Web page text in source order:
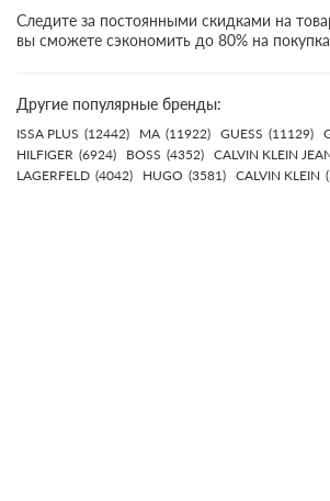
Следите за постоянными скидками на
вы сможете сэкономить до 80% на
Другие популярные бренды:
ISSA PLUS (12442) MA (11922) GUESS (11129)
HILFIGER (6924) BOSS (4352) CALVIN KLEIN
LAGERFELD (4042) HUGO (3581) CALVIN KLEIN